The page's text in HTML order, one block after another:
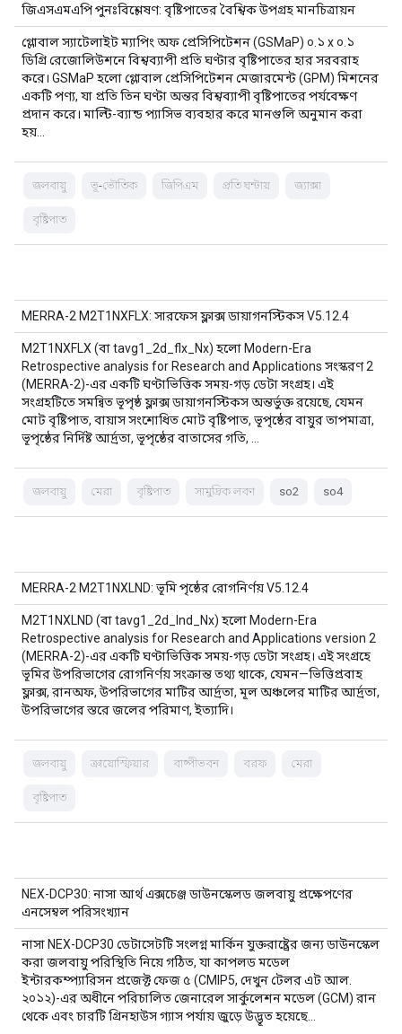
জিএসএমএপি পুনঃবিশ্লেষণ: বৃষ্টিপাতের বৈশ্বিক উপগ্রহ মানচিত্রায়ন
গ্লোবাল স্যাটেলাইট ম্যাপিং অফ প্রেসিপিটেশন (GSMaP) ০.১ x ০.১
ডিগ্রি রেজোলিউশনে বিশ্বব্যাপী প্রতি ঘণ্টার বৃষ্টিপাতের হার সরবরাহ
করে। GSMaP হলো গ্লোবাল প্রেসিপিটেশন মেজারমেন্ট (GPM) মিশনের
একটি পণ্য, যা প্রতি তিন ঘণ্টা অন্তর বিশ্বব্যাপী বৃষ্টিপাতের পর্যবেক্ষণ
প্রদান করে। মাল্টি-ব্যান্ড প্যাসিভ ব্যবহার করে মানগুলি অনুমান করা
হয়…
জলবায়ু ভূ-ভৌতিক জিপিএম প্রতি ঘন্টায় জ্যাক্সা
বৃষ্টিপাত
MERRA-2 M2T1NXFLX: সারফেস ফ্লাক্স ডায়াগনস্টিকস V5.12.4
M2T1NXFLX (বা tavg1_2d_flx_Nx) হলো Modern-Era
Retrospective analysis for Research and Applications সংস্করণ 2
(MERRA-2)-এর একটি ঘণ্টাভিত্তিক সময়-গড় ডেটা সংগ্রহ। এই
সংগ্রহটিতে সমন্বিত ভূপৃষ্ঠ ফ্লাক্স ডায়াগনস্টিকস অন্তর্ভুক্ত রয়েছে, যেমন
মোট বৃষ্টিপাত, বায়াস সংশোধিত মোট বৃষ্টিপাত, ভূপৃষ্ঠের বায়ুর তাপমাত্রা,
ভূপৃষ্ঠের নির্দিষ্ট আর্দ্রতা, ভূপৃষ্ঠের বাতাসের গতি, …
জলবায়ু মেরা বৃষ্টিপাত সামুদ্রিক লবণ so2 so4
MERRA-2 M2T1NXLND: ভূমি পৃষ্ঠের রোগনির্ণয় V5.12.4
M2T1NXLND (বা tavg1_2d_lnd_Nx) হলো Modern-Era
Retrospective analysis for Research and Applications version 2
(MERRA-2)-এর একটি ঘণ্টাভিত্তিক সময়-গড় ডেটা সংগ্রহ। এই সংগ্রহে
ভূমির উপরিভাগের রোগনির্ণয় সংক্রান্ত তথ্য থাকে, যেমন—ভিত্তিপ্রবাহ
ফ্লাক্স, রানঅফ, উপরিভাগের মাটির আর্দ্রতা, মূল অঞ্চলের মাটির আর্দ্রতা,
উপরিভাগের স্তরে জলের পরিমাণ, ইত্যাদি।
জলবায়ু ক্রায়োস্ফিয়ার বাষ্পীভবন বরফ মেরা
বৃষ্টিপাত
NEX-DCP30: নাসা আর্থ এক্সচেঞ্জ ডাউনস্কেলড জলবায়ু প্রক্ষেপণের
এনসেম্বল পরিসংখ্যান
নাসা NEX-DCP30 ডেটাসেটটি সংলগ্ন মার্কিন যুক্তরাষ্ট্রের জন্য ডাউনস্কেল
করা জলবায়ু পরিস্থিতি নিয়ে গঠিত, যা কাপলড মডেল
ইন্টারকম্প্যারিসন প্রজেক্ট ফেজ ৫ (CMIP5, দেখুন টেলর এট আল.
২০১২)-এর অধীনে পরিচালিত জেনারেল সার্কুলেশন মডেল (GCM) রান
থেকে এবং চারটি গ্রিনহাউস গ্যাস পর্যায় জুড়ে উদ্ভূত হয়েছে…